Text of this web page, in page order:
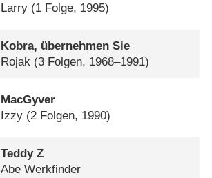
Larry (1 Folge, 1995)
Kobra, übernehmen Sie
Rojak (3 Folgen, 1968–1991)
MacGyver
Izzy (2 Folgen, 1990)
Teddy Z
Abe Werkfinder